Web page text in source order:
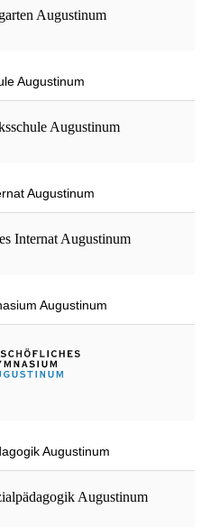
Augustinum
Augustinum
Augustinum
Augustinum